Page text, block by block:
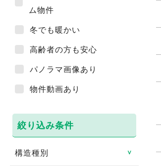
ム物件
冬でも暖かい
高齢者の方も安心
パノラマ画像あり
物件動画あり
絞り込み条件
構造種別 ＞